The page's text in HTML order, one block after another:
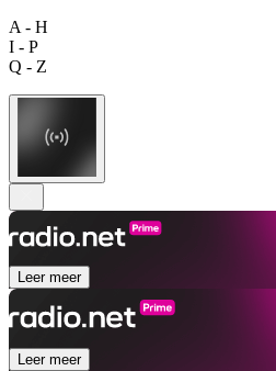
A - H
I - P
Q - Z
Leer meer
Leer meer